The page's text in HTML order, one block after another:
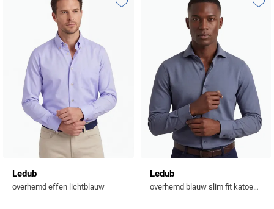
Ledub
overhemd effen lichtblauw
Toevoegen aan favorieten
Ledub
overhemd blauw slim fit katoen effen